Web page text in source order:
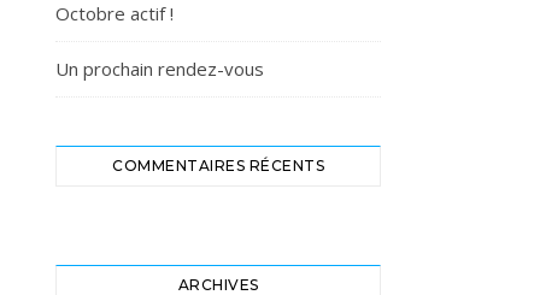
Octobre actif !
Un prochain rendez-vous
COMMENTAIRES RÉCENTS
ARCHIVES